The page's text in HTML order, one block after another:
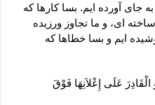
جاى آورده ‏ايم. بسا كارها كه
اى، و ما تجاوز ورزيده
ايم و بسا خطاها كه
عَلَى إِعْلاَنِهَا فَوْقَ